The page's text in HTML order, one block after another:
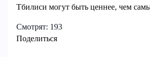
Тбилиси могут быть ценнее, чем
Смотрят: 193
Поделиться